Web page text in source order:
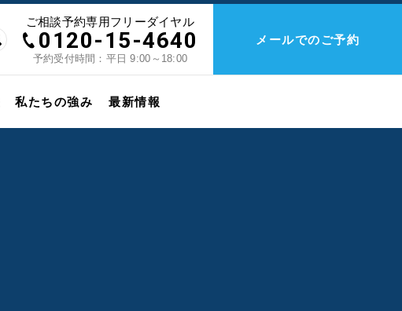
ご相談予約専用フリーダイヤル
0120-15-4640
予約受付時間：平日 9:00～18:00
メールでのご予約
私たちの強み 最新情報